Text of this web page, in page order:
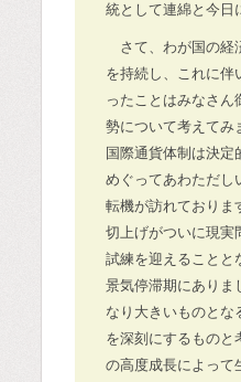
統として連綿と今日
さて、わが国の経
を持続し、これに伴
ったことはみなさ
勢について考えてみ
国際通貨体制は決
めぐってあわただし
転機が訪れておりま
切上げがついに現実
試練を迎えることと
景気停滞期にありま
なり大きいものとな
を深刻にするものと
の高度成長によって